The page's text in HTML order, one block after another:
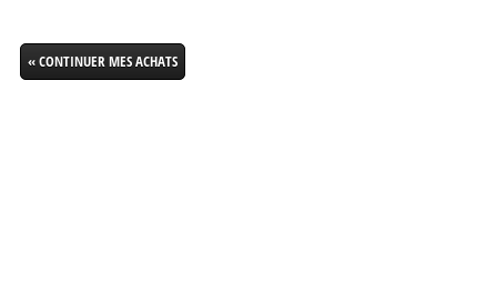
« CONTINUER MES ACHATS